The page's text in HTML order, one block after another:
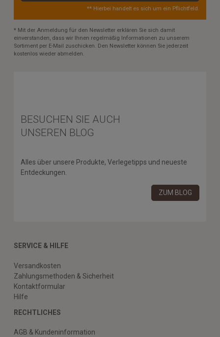
** Hierbei handelt es sich um ein Pflichtfeld.
* Mit der Anmeldung für den Newsletter erklären Sie sich damit
einverstanden, dass wir Ihnen regelmäßig Informationen zu unserem
Sortiment per E-Mail zuschicken. Den Newsletter können Sie jederzeit
kostenlos wieder abmelden.
BESUCHEN SIE AUCH
UNSEREN BLOG
Alles über unsere Produkte, Verlegetipps und neueste
Entdeckungen.
ZUM BLOG
SERVICE & HILFE
Versandkosten
Zahlungsmethoden & Sicherheit
Kontaktformular
Hilfe
RECHTLICHES
AGB & Kundeninformation